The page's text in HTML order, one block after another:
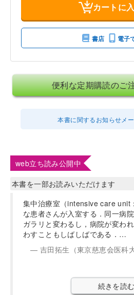
カートに
書店 電子
便利な定期購読のご
本書に関するお知らせメ
web立ち読み公開中
本書を一部お読みいただけます
集中治療室（intensive care unit
な患者さんが入室する．同一病
ガラリと変わるし，病院が変わ
わすこともしばしばである．…
吉田拓生（東京慈恵会医科
続きを読む